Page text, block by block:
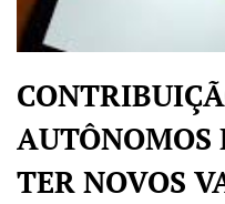
AUTÔNOMOS
TER NOVOS